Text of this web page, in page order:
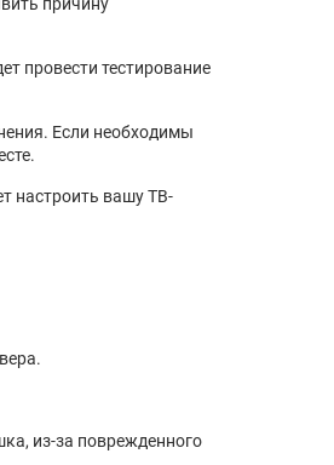
провести тестирование
Если необходимы
настроить вашу ТВ-
из-за поврежденного